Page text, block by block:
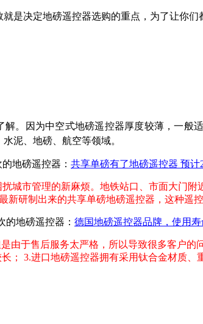
是决定地磅遥控器选购的重点，为了让你
。因为中空式地磅遥控器厚度较薄，一
泥、地磅、航空等领域。
地磅遥控器： 共享单磅有了地磅遥控器 预计
城市管理的新麻烦。地铁站口、市面大门
研制出来的共享单磅地磅遥控器，这种遥
的地磅遥控器： 德国地磅遥控器品牌，使用
由于售后服务太严格，所以导致很多客户
； 3.进口地磅遥控器拥有采用钛合金材质